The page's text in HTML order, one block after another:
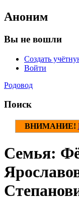
Аноним
Вы не вошли
Создать
Войти
Родовод
Поиск
ВНИМАНИЕ!
Семья: